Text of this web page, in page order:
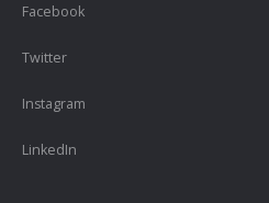
Facebook
Twitter
Instagram
LinkedIn